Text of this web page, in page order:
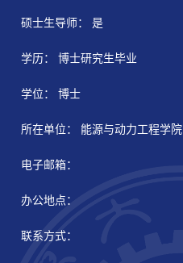
硕士生导师： 是
学历： 博士研究生毕业
学位： 博士
所在单位： 能源与动力工程学院
电子邮箱：
办公地点：
联系方式：